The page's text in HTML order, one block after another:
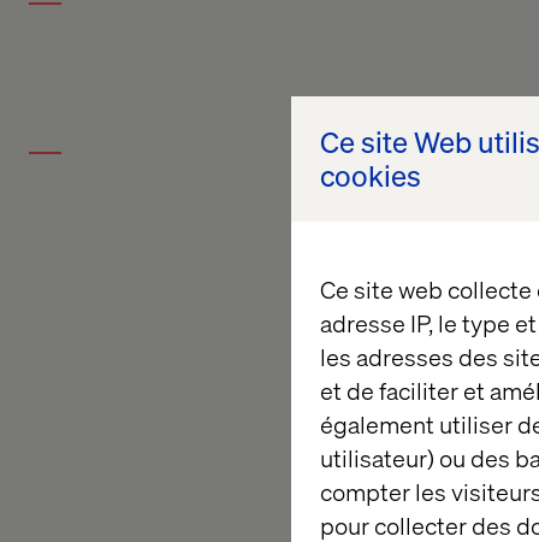
Ce site Web
cookies
Ce site web
adresse IP, le type
les adresses des
et de faciliter et
également utiliser
utilisateur) ou des
compter les
pour collecter des